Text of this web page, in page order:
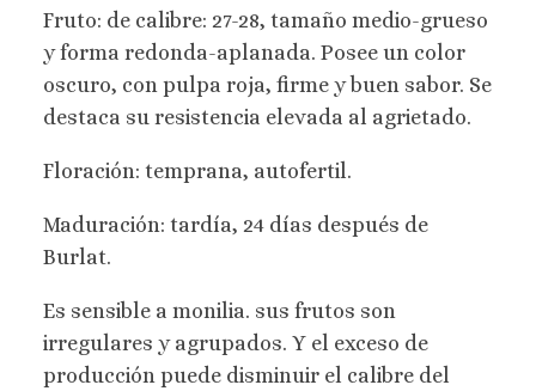
Fruto: de calibre: 27-28, tamaño medio-grueso
y forma redonda-aplanada. Posee un color
oscuro, con pulpa roja, firme y buen sabor. Se
destaca su resistencia elevada al agrietado.
Floración: temprana, autofertil.
Maduración: tardía, 24 días después de
Burlat.
Es sensible a monilia. sus frutos son
irregulares y agrupados. Y el exceso de
producción puede disminuir el calibre del